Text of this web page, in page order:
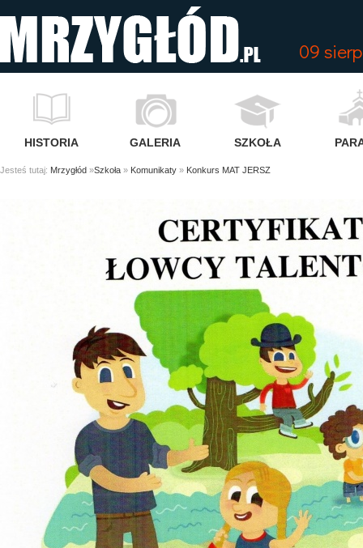
09
HISTORIA GALERIA SZKOŁA
Jesteś tutaj: Mrzygłód »Szkoła » Komunikaty » Konkurs MAT JERSZ